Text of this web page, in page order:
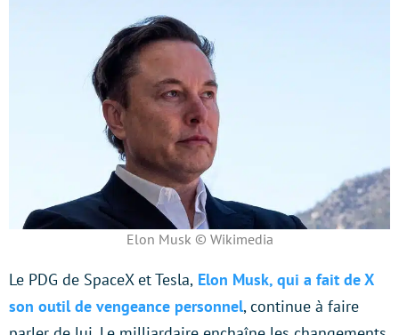
Elon Musk © Wikimedia
Le PDG de SpaceX et Tesla, Elon Musk, qui a fait de X
son outil de vengeance personnel, continue à faire